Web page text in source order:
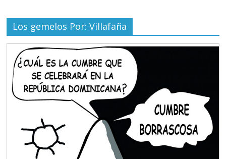
Los gemelos Por: Villafaña